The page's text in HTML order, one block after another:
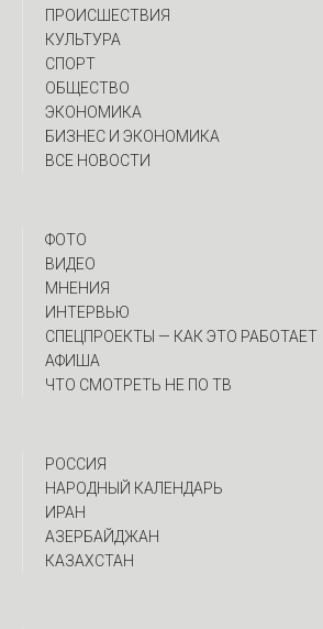
ПРОИСШЕСТВИЯ
КУЛЬТУРА
СПОРТ
ОБЩЕСТВО
ЭКОНОМИКА
БИЗНЕС И ЭКОНОМИКА
ВСЕ НОВОСТИ
ФОТО
ВИДЕО
МНЕНИЯ
ИНТЕРВЬЮ
CПЕЦПРОЕКТЫ — КАК ЭТО РАБОТАЕТ
АФИША
ЧТО СМОТРЕТЬ НЕ ПО ТВ
РОССИЯ
НАРОДНЫЙ КАЛЕНДАРЬ
ИРАН
АЗЕРБАЙДЖАН
КАЗАХСТАН